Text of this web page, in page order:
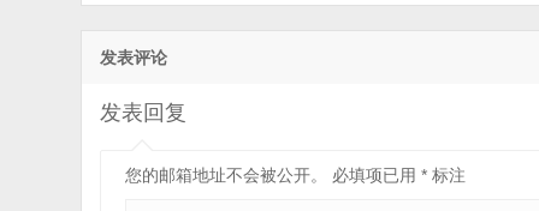
发表评论
发表回复
您的邮箱地址不会被公开。 必填项已用* 标注